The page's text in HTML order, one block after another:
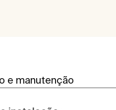
e manutenção